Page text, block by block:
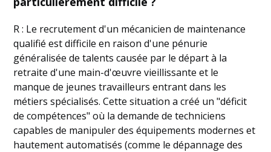
R : Le recrutement d'un mécanicien de maintenance
qualifié est difficile en raison d'une pénurie
généralisée de talents causée par le départ à la
retraite d'une main-d'œuvre vieillissante et le
manque de jeunes travailleurs entrant dans les
métiers spécialisés. Cette situation a créé un "déficit
de compétences" où la demande de techniciens
capables de manipuler des équipements modernes et
hautement automatisés (comme le dépannage des